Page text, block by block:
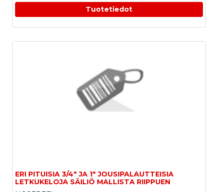
Tuotetiedot
ERI PITUISIA 3/4" JA 1" JOUSIPALAUTTEISIA
LETKUKELOJA SÄILIÖ MALLISTA RIIPPUEN